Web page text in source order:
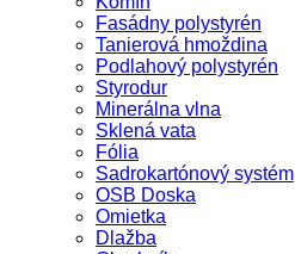
Fasádny polystyrén
Tanierová hmoždina
Podlahový polystyrén
Styrodur
Minerálna vlna
Sklená vata
Fólia
Sadrokartónový systém
OSB Doska
Omietka
Dlažba